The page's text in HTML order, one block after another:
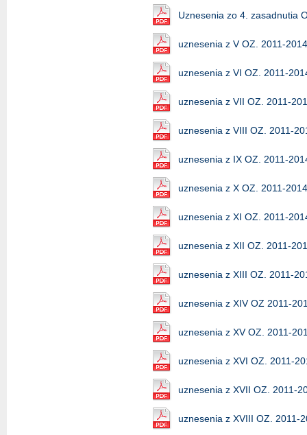
Uznesenia zo 4. zasadnutia
uznesenia z V OZ. 2011-2014
uznesenia z VI OZ. 2011-
uznesenia z VII OZ. 2011-
uznesenia z VIII OZ. 2011-
uznesenia z IX OZ. 2011-
uznesenia z X OZ. 2011-2014
uznesenia z XI OZ. 2011-
uznesenia z XII OZ. 2011-
uznesenia z XIII OZ. 2011-
uznesenia z XIV OZ 2011-
uznesenia z XV OZ. 2011-
uznesenia z XVI OZ. 2011-
uznesenia z XVII OZ. 2011-
uznesenia z XVIII OZ. 2011-